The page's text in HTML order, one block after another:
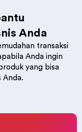
Anda
transaksi
Anda ingin
yang bisa
Anda.